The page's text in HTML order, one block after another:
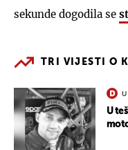
sekunde dogodila se
TRI VIJESTI O
U
U